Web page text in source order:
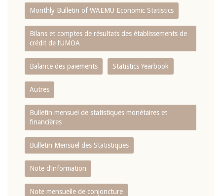
Monthly Bulletin of WAEMU Economic Statistics
Bilans et comptes de résultats des établissements de
crédit de l‘UMOA
Balance des paiements Statistics Yearbook
Autres
Bulletin mensuel de statistiques monétaires et
financières
Bulletin Mensuel des Statistiques
Note d’information
Note mensuelle de conjoncture